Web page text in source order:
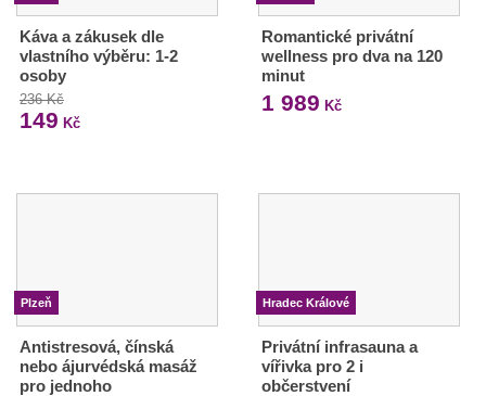
Káva a zákusek dle
vlastního výběru: 1-2
osoby
236 Kč
149 Kč
Romantické privátní
wellness pro dva na 120
minut
1 989 Kč
Plzeň
Antistresová, čínská
nebo ájurvédská masáž
pro jednoho
Hradec Králové
Privátní infrasauna a
vířivka pro 2 i
občerstvení